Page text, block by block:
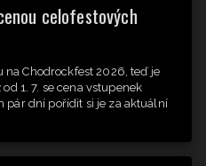
celofestových
na Chodrockfest 2026, teď je
1. 7. se cena vstupenek
pár dní pořídit si je za aktuální